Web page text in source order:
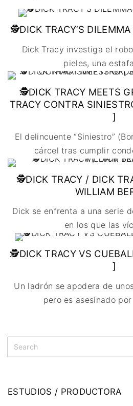
🔴COMEDIA
🔴DRAMA
🔴EXPERIMENTOS
🔴FANTÁSTICO
🔴TERROR
🔴WESTERN /
👨‍🎨 IMAGEN &
VIDEO
🖥️ SERVICIOS DE
🌐 DISEÑO WEB
📧 CONTACTO
🕵DICK TRACY’S
Dick Tracy investiga el
pieles, una
🕵DICK TRACY MEETS
TRACY CONTRA
]
El delincuente “Siniestro”
cárcel tras cumplir
🕵DICK TRACY / DICK
WILLIAM
Dick se enfrenta a una serie
en los que las
🕵DICK TRACY VS
]
Un ladrón se apodera de
pero es asesinado
ESTUDIOS / PRODUCTORA